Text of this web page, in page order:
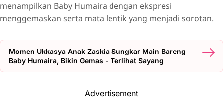
menampilkan Baby Humaira dengan ekspresi
menggemaskan serta mata lentik yang menjadi sorotan.
Momen Ukkasya Anak Zaskia Sungkar Main Bareng
Baby Humaira, Bikin Gemas - Terlihat Sayang
Advertisement